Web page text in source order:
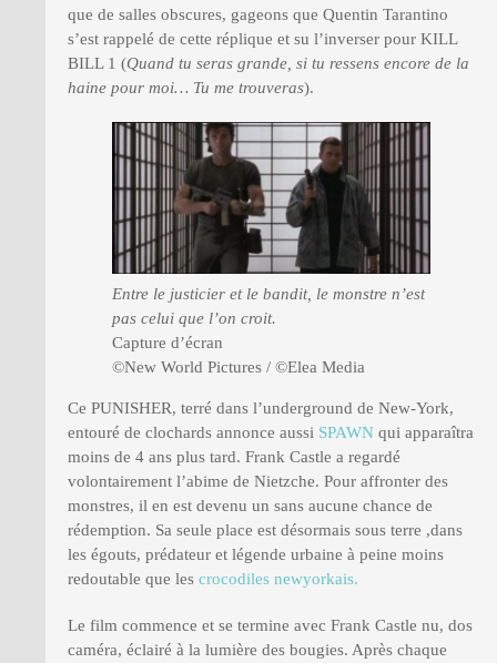
que de salles obscures, gageons que Quentin Tarantino
s’est rappelé de cette réplique et su l’inverser pour KILL
BILL 1 (Quand tu seras grande, si tu ressens encore de la
haine pour moi… Tu me trouveras).
Entre le justicier et le bandit, le monstre n’est
pas celui que l’on croit.
Capture d’écran
©New World Pictures / ©Elea Media
Ce PUNISHER, terré dans l’underground de New-York,
entouré de clochards annonce aussi SPAWN qui apparaîtra
moins de 4 ans plus tard. Frank Castle a regardé
volontairement l’abime de Nietzche. Pour affronter des
monstres, il en est devenu un sans aucune chance de
rédemption. Sa seule place est désormais sous terre ,dans
les égouts, prédateur et légende urbaine à peine moins
redoutable que les crocodiles newyorkais.
Le film commence et se termine avec Frank Castle nu, dos
caméra, éclairé à la lumière des bougies. Après chaque